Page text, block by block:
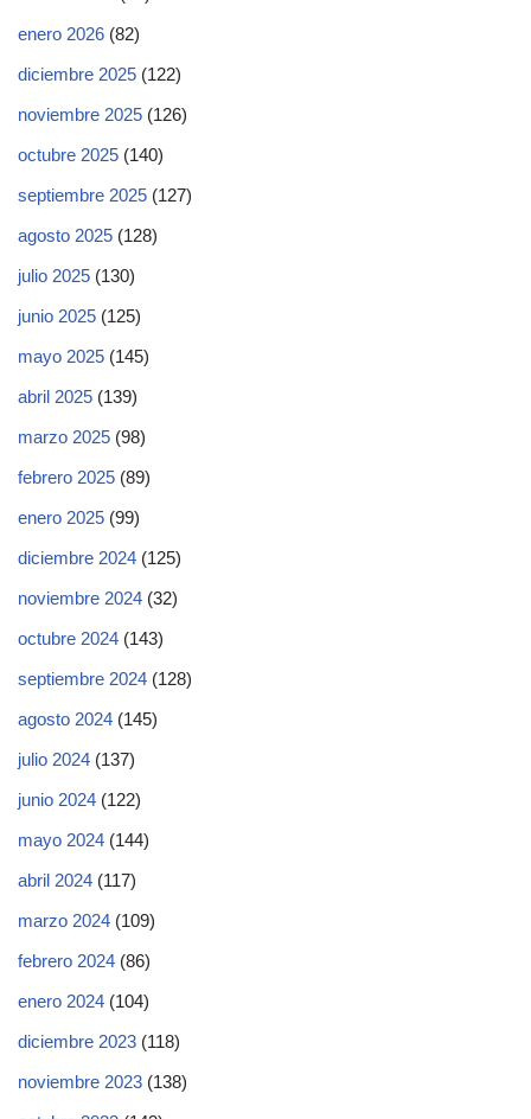
enero 2026 (82)
diciembre 2025 (122)
noviembre 2025 (126)
octubre 2025 (140)
septiembre 2025 (127)
agosto 2025 (128)
julio 2025 (130)
junio 2025 (125)
mayo 2025 (145)
abril 2025 (139)
marzo 2025 (98)
febrero 2025 (89)
enero 2025 (99)
diciembre 2024 (125)
noviembre 2024 (32)
octubre 2024 (143)
septiembre 2024 (128)
agosto 2024 (145)
julio 2024 (137)
junio 2024 (122)
mayo 2024 (144)
abril 2024 (117)
marzo 2024 (109)
febrero 2024 (86)
enero 2024 (104)
diciembre 2023 (118)
noviembre 2023 (138)